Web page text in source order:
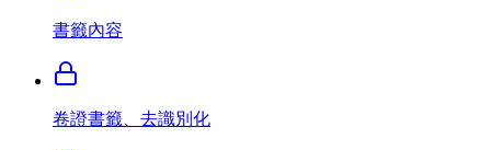
書籤內容
卷證書籤、去識別化